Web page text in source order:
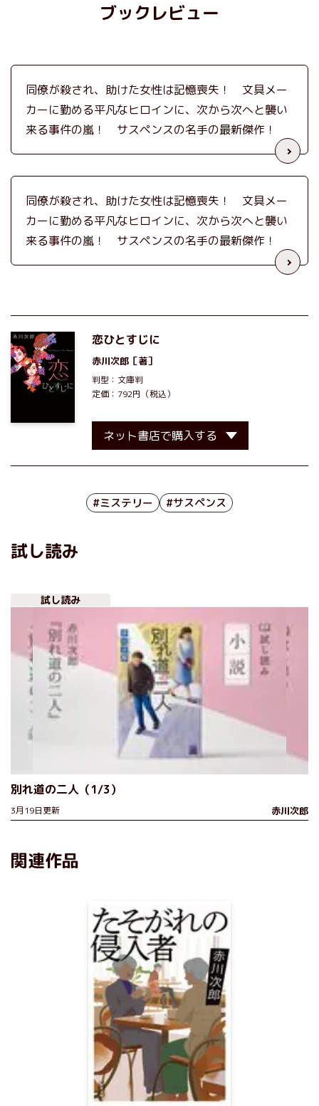
ブックレビュー
同僚が殺され、助けた女性は記憶喪失！ 文具メー
カーに勤める平凡なヒロインに、次から次へと襲い
来る事件の嵐！ サスペンスの名手の最新傑作！
同僚が殺され、助けた女性は記憶喪失！ 文具メー
カーに勤める平凡なヒロインに、次から次へと襲い
来る事件の嵐！ サスペンスの名手の最新傑作！
恋ひとすじに
赤川次郎 ［著］
判型：文庫判
定価：792円（税込）
ネット書店で購入する
#ミステリー #サスペンス
試し読み
試し読み
別れ道の二人（1/3）
3月19日更新 赤川次郎
関連作品